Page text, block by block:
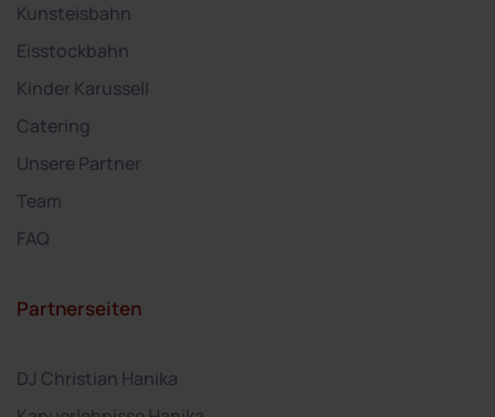
Kunsteisbahn
Eisstockbahn
Kinder Karussell
Catering
Unsere Partner
Team
FAQ
Partnerseiten
DJ Christian Hanika